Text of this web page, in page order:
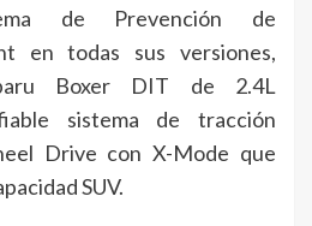
de Prevención de
en todas sus versiones,
Boxer DIT de 2.4L
sistema de tracción
Drive con X-Mode que
SUV.